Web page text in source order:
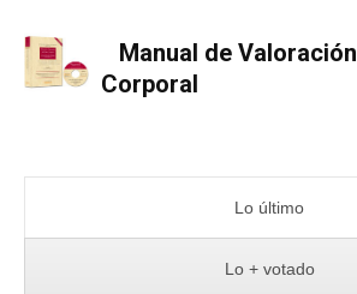
Manual de
Corporal
Lo último
Lo + votado